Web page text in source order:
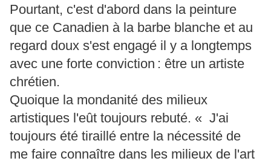
Pourtant, c'est d'abord dans la peinture
que ce Canadien à la barbe blanche et au
regard doux s'est engagé il y a longtemps
avec une forte conviction : être un artiste
chrétien.
Quoique la mondanité des milieux
artistiques l'eût toujours rebuté. « J'ai
toujours été tiraillé entre la nécessité de
me faire connaître dans les milieux de l'art